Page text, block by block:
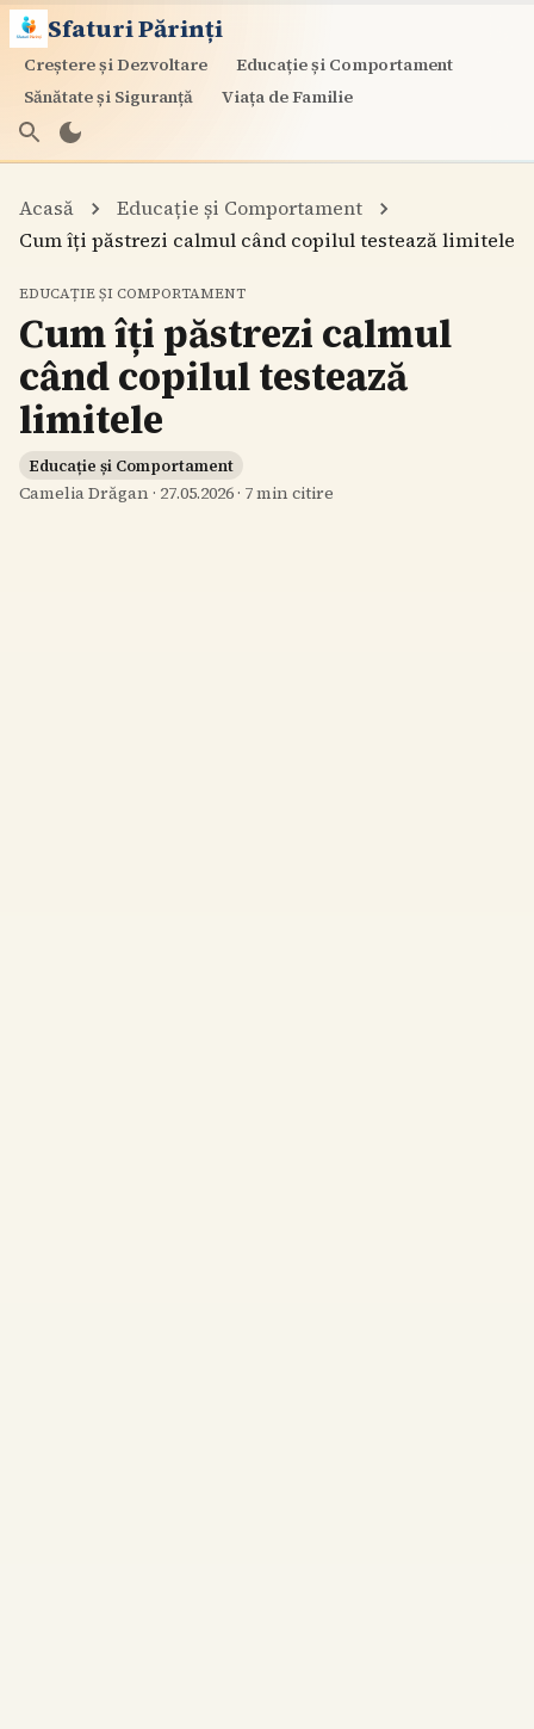
Sfaturi Părinți
Creștere și Dezvoltare
Educație și Comportament
Sănătate și Siguranță
Viața de Familie
Acasă
Educație și Comportament
Cum îți păstrezi calmul când copilul testează limitele
EDUCAȚIE ȘI COMPORTAMENT
Cum îți păstrezi calmul
când copilul testează
limitele
Educație și Comportament
Camelia Drăgan · 27.05.2026 · 7min citire